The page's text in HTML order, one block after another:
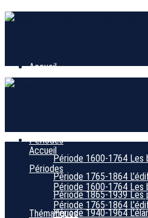
Accueil
Périodes
Période 1600-1764 Les
Période 1765-1864
Période 1865-1939Les
Période 1940-1964
Thématiques
Accueil
Périodes
Période 1600-1764 Les
Période 1765-1864